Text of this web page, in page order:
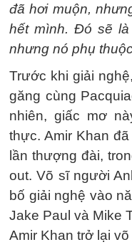
đã hơi muộn,
hết mình. Đó sẽ là
nhưng nó phụ
Trước khi giải
găng cùng
nhiên, giấc mơ
thực. Amir Khan
lần thượng đài,
out. Võ sĩ người
bố giải nghệ vào
Jake Paul và Mike
Amir Khan trở lại võ